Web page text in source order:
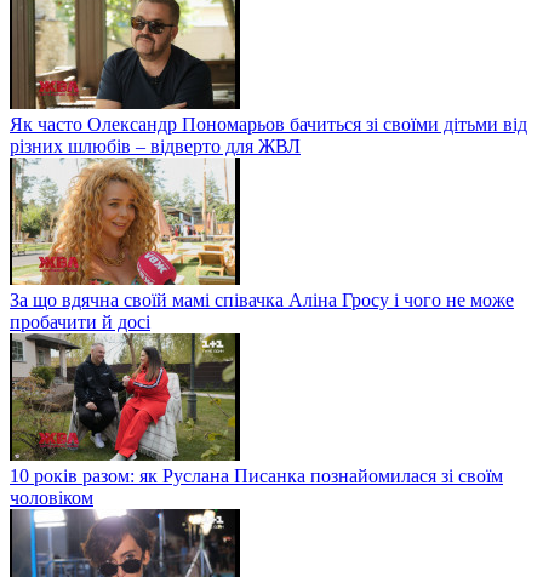
Як часто Олександр Пономарьов бачиться зі своїми дітьми від
різних шлюбів – відверто для ЖВЛ
За що вдячна своїй мамі співачка Аліна Гросу і чого не може
пробачити й досі
10 років разом: як Руслана Писанка познайомилася зі своїм
чоловіком